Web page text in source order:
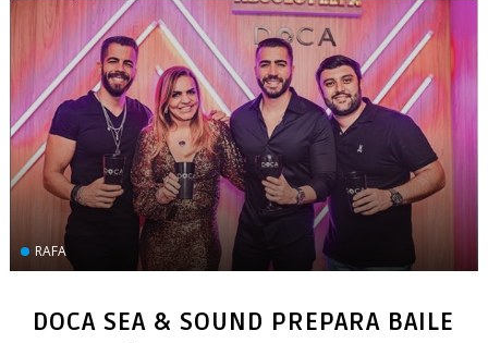
RAFA
DOCA SEA & SOUND PREPARA BAILE